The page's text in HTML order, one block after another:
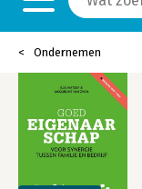
Ondernemen